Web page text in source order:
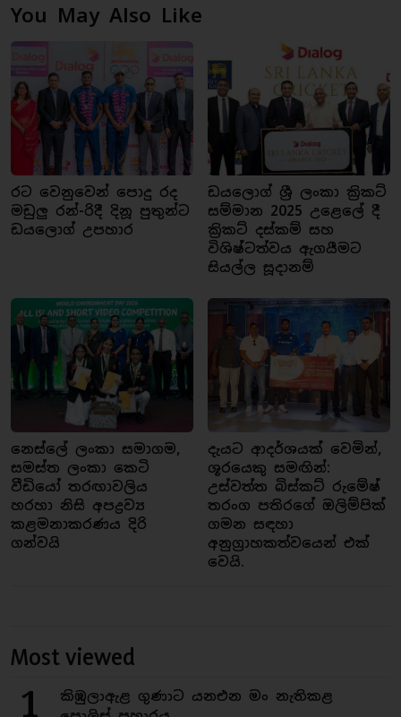
You May Also Like
රට වෙනුවෙන් පොදු රද
මඩුලු රන්-රිදී දිනූ පුතුන්ට
ඩයලොග් උපහාර
ඩයලොග් ශ්‍රී ලංකා ක්‍රිකට්
සම්මාන 2025 උළෙලේ දී
ක්‍රිකට් දස්කම් සහ
විශිෂ්ටත්වය ඇගයීමට
සියල්ල සූදානම්
නෙස්ලේ ලංකා සමාගම,
සමස්ත ලංකා කෙටි
වීඩියෝ තරඟාවලිය
හරහා නිසි අපද්‍රව්‍ය
කළමනාකරණය දිරි
ගන්වයි
දැයට ආදර්ශයක් වෙමින්,
ශූරයෙකු සමඟින්:
උස්වත්ත බිස්කට් රුමේෂ්
තරංග පතිරගේ ඔලිම්පික්
ගමන සඳහා
අනුග්‍රාහකත්වයෙන් එක්
වෙයි.
Most viewed
1
කිඹුලාඇළ ගුණාට යනඑන මං නැතිකළ